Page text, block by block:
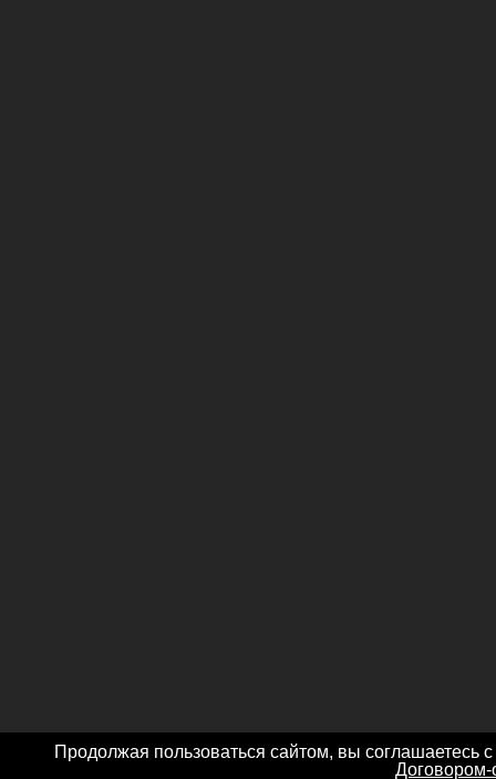
Продолжая пользоваться сайтом, вы соглашаетесь